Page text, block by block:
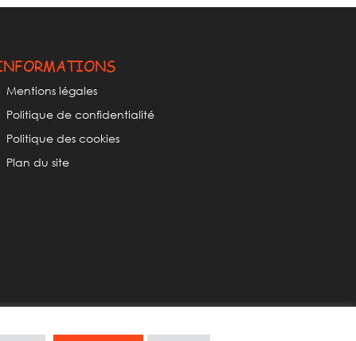
Mentions légales
Politique de confidentialité
Politique des cookies
Plan du site